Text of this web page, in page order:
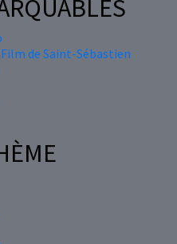
de Saint-Sébastien